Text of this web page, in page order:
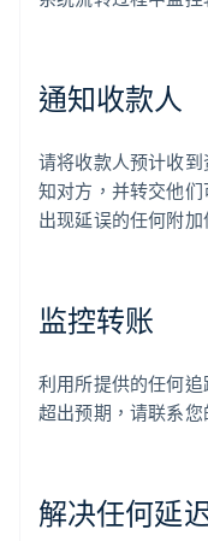
通知收款人
请将收款人预计收
知对方，并转交他
出现延误的任何附加
监控转账
利用所提供的任何
超出预期，请联系您
解决任何延